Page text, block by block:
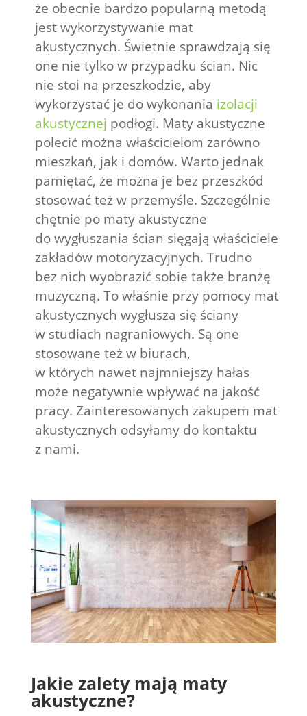
że obecnie bardzo popularną metodą
jest wykorzystywanie mat
akustycznych. Świetnie sprawdzają się
one nie tylko w przypadku ścian. Nic
nie stoi na przeszkodzie, aby
wykorzystać je do wykonania izolacji
akustycznej podłogi. Maty akustyczne
polecić można właścicielom zarówno
mieszkań, jak i domów. Warto jednak
pamiętać, że można je bez przeszkód
stosować też w przemyśle. Szczególnie
chętnie po maty akustyczne
do wygłuszania ścian sięgają właściciele
zakładów motoryzacyjnych. Trudno
bez nich wyobrazić sobie także branżę
muzyczną. To właśnie przy pomocy mat
akustycznych wygłusza się ściany
w studiach nagraniowych. Są one
stosowane też w biurach,
w których nawet najmniejszy hałas
może negatywnie wpływać na jakość
pracy. Zainteresowanych zakupem mat
akustycznych odsyłamy do kontaktu
z nami.
Jakie zalety mają maty
akustyczne?